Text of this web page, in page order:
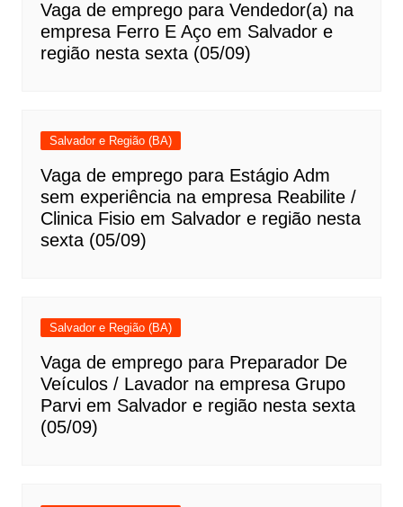
Vaga de emprego para Vendedor(a) na
empresa Ferro E Aço em Salvador e
região nesta sexta (05/09)
Salvador e Região (BA)
Vaga de emprego para Estágio Adm
sem experiência na empresa Reabilite /
Clinica Fisio em Salvador e região nesta
sexta (05/09)
Salvador e Região (BA)
Vaga de emprego para Preparador De
Veículos / Lavador na empresa Grupo
Parvi em Salvador e região nesta sexta
(05/09)